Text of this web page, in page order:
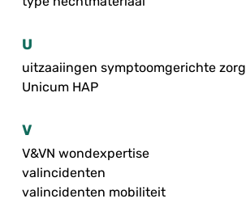
U
uitzaaiingen symptoomgerichte zorg
Unicum HAP
V
V&VN wondexpertise
valincidenten
valincidenten mobiliteit